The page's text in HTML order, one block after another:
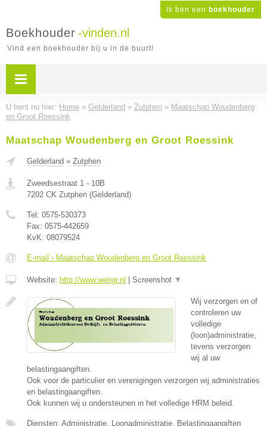
Ik ben een boekhouder
Boekhouder -vinden.nl
Vind een boekhouder bij u in de buurt!
U bent nu hier: Home » Gelderland » Zutphen » Maatschap Woudenberg
en Groot Roessink
Maatschap Woudenberg en Groot Roessink
Gelderland » Zutphen
Zweedsestraat 1 - 10B
7202 CK Zutphen (Gelderland)
Tel: 0575-530373
Fax: 0575-442659
KvK: 08079524
E-mail › Maatschap Woudenberg en Groot Roessink
Website: http://www.wengr.nl Screenshot ▼
Wij verzorgen en of
controleren uw
volledige
(loon)administratie,
tevens verzorgen
wij al uw
belastingaangiften.
Ook voor de particulier en verenigingen verzorgen wij administraties
en belastingaangiften.
Ook kunnen wij u ondersteunen in het volledige HRM beleid.
Diensten: Administratie, Loonadministratie, Belastingaangiften